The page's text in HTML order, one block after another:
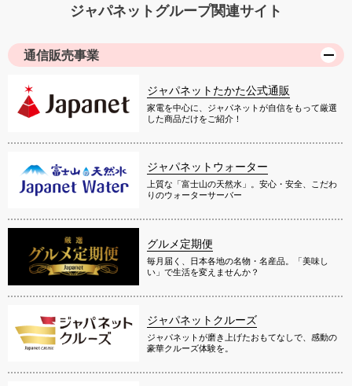
ジャパネットグループ関連サイト
通信販売事業
ジャパネットたかた公式通販
家電を中心に、ジャパネットが自信をもって厳選
した商品だけをご紹介！
ジャパネットウォーター
上質な「富士山の天然水」。安心・安全、こだわ
りのウォーターサーバー
グルメ定期便
毎月届く、日本各地の名物・名産品。「美味し
い」で生活を変えませんか？
ジャパネットクルーズ
ジャパネットが磨き上げたおもてなしで、感動の
豪華クルーズ体験を。